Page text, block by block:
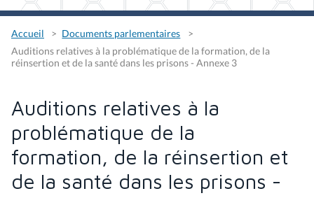
Accueil
Documents parlementaires
Auditions relatives à la problématique de la formation, de la
réinsertion et de la santé dans les prisons - Annexe 3
Auditions relatives à la
problématique de la
formation, de la réinsertion et
de la santé dans les prisons -